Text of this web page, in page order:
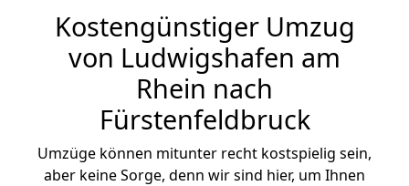
Kostengünstiger Umzug
von Ludwigshafen am
Rhein nach
Fürstenfeldbruck
Umzüge können mitunter recht kostspielig sein,
aber keine Sorge, denn wir sind hier, um Ihnen